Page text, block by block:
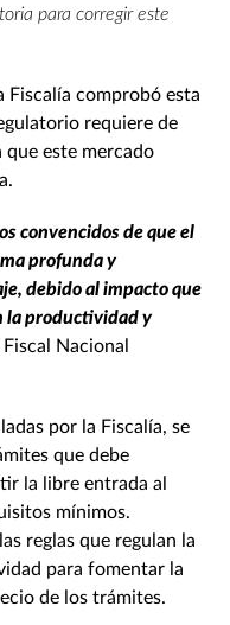
para corregir este
Fiscalía comprobó esta
requiere de
este mercado
convencidos de que el
profunda y
debido al impacto que
la productividad y
Nacional
por la Fiscalía, se
que debe
la libre entrada al
mínimos.
reglas que regulan la
para fomentar la
de los trámites.